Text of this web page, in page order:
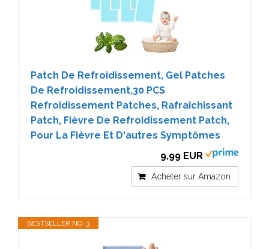
Patch De Refroidissement, Gel Patches
De Refroidissement,30 PCS
Refroidissement Patches, Rafraîchissant
Patch, Fièvre De Refroidissement Patch,
Pour La Fièvre Et D'autres Symptômes
9,99 EUR
Acheter sur Amazon
BESTSELLER NO. 3